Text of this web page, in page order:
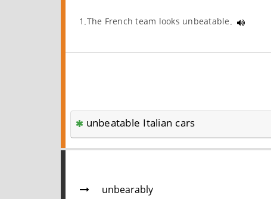
1.The French team looks unbeatable.
unbeatable Italian cars
unbearably